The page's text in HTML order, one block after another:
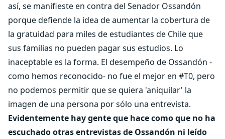
así, se manifieste en contra del Senador Ossandón
porque defiende la idea de aumentar la cobertura de
la gratuidad para miles de estudiantes de Chile que
sus familias no pueden pagar sus estudios. Lo
inaceptable es la forma. El desempeño de Ossandón -
como hemos reconocido- no fue el mejor en #T0, pero
no podemos permitir que se quiera 'aniquilar' la
imagen de una persona por sólo una entrevista.
Evidentemente hay gente que hace como que no ha
escuchado otras entrevistas de Ossandón ni leído